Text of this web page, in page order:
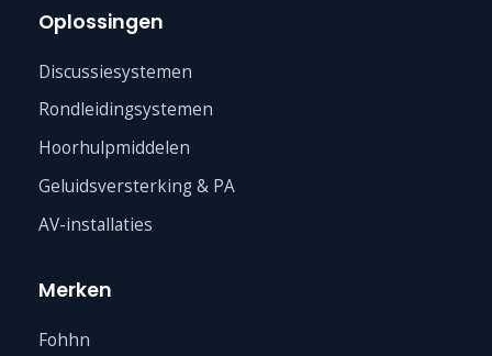
Oplossingen
Discussiesystemen
Rondleidingsystemen
Hoorhulpmiddelen
Geluidsversterking & PA
AV-installaties
Merken
Fohhn